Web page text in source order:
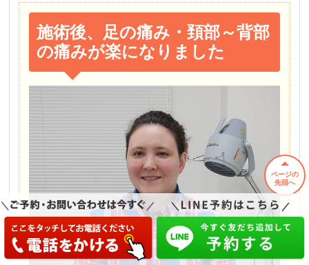
施術後、足の痛み・頚部～背部
の痛みが楽になりました
ページの
先頭へ